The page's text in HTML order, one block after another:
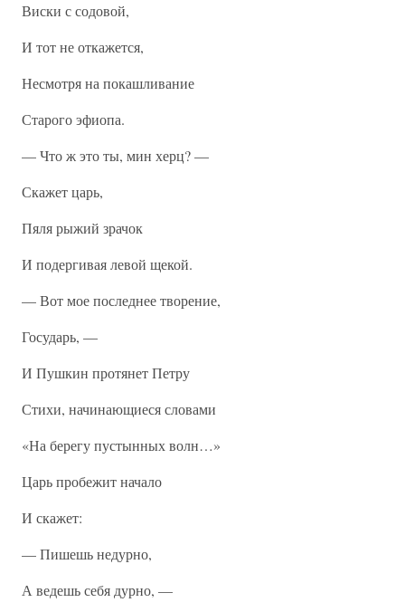
Виски с содовой,
И тот не откажется,
Несмотря на покашливание
Старого эфиопа.
— Что ж это ты, мин херц? —
Скажет царь,
Пяля рыжий зрачок
И подергивая левой щекой.
— Вот мое последнее творение,
Государь, —
И Пушкин протянет Петру
Стихи, начинающиеся словами
«На берегу пустынных волн…»
Царь пробежит начало
И скажет:
— Пишешь недурно,
А ведешь себя дурно, —